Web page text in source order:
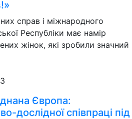
справ і міжнародного
Республіки має намір
жінок, які зробили значний
Європа:
дослідної співпраці під